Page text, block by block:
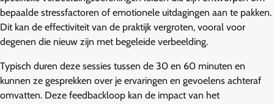
bepaalde stressfactoren of emotionele uitdagingen aan te pakken.
Dit kan de effectiviteit van de praktijk vergroten, vooral voor
degenen die nieuw zijn met begeleide verbeelding.
Typisch duren deze sessies tussen de 30 en 60 minuten en
kunnen ze gesprekken over je ervaringen en gevoelens achteraf
omvatten. Deze feedbackloop kan de impact van het